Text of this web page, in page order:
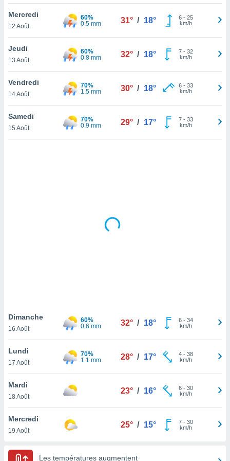
votre
à
en
le
notre
que
et que
Mercredi
12 Août
60%
0.5 mm
31° / 18° 6- 25
km/h
Jeudi
13 Août
60%
0.8 mm
32° / 18° 7- 32
km/h
Vendredi
14 Août
70%
1.5 mm
30° / 18° 6- 33
km/h
Samedi
15 Août
70%
0.9 mm
29° / 17° 7- 33
km/h
Dimanche
16 Août
60%
0.6 mm
32° / 18° 6- 34
km/h
Lundi
17 Août
70%
1.1 mm
28° / 17° 4- 38
km/h
Mardi
18 Août
23° / 16° 6- 30
km/h
Mercredi
19 Août
25° / 15° 7- 30
km/h
Les températures augmentent